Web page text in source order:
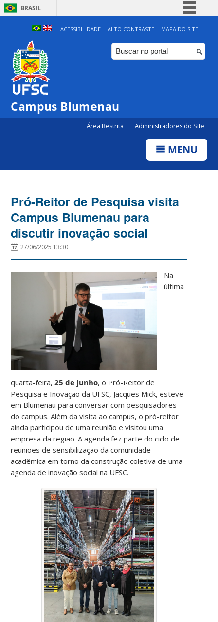
BRASIL
Simplifique!
Comunica BR
Participe
ACESSIBILIDADE ALTO CONTRASTE MAPA DO SITE
Campus Blumenau
Área Restrita Administradores do Site
MENU
Pró-Reitor de Pesquisa visita
Campus Blumenau para
discutir inovação social
27/06/2025 13:30
Na
última
quarta-feira,25 de junho, o Pró-Reitor de
Pesquisa e Inovação da UFSC, Jacques Mick, esteve
em Blumenau para conversar com pesquisadores
do campus. Além da visita ao campus, o pró-reitor
ainda participou de uma reunião e visitou uma
empresa da região. A agenda fez parte do ciclo de
reuniões de sensibilização da comunidade
acadêmica em torno da construção coletiva de uma
agenda de inovação social na UFSC.